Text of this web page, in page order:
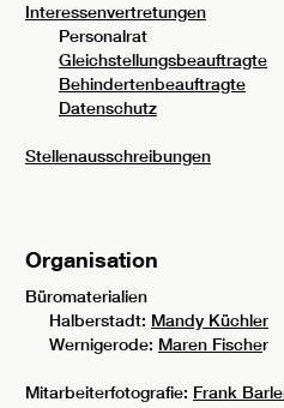
Interessenvertretungen
Personalrat
Gleichstellungsbeauftragte
Behindertenbeauftragte
Datenschutz
Stellenausschreibungen
Organisation
Büromaterialien
Halberstadt: Mandy Küchler
Wernigerode: Maren Fischer
Mitarbeiterfotografie: Frank